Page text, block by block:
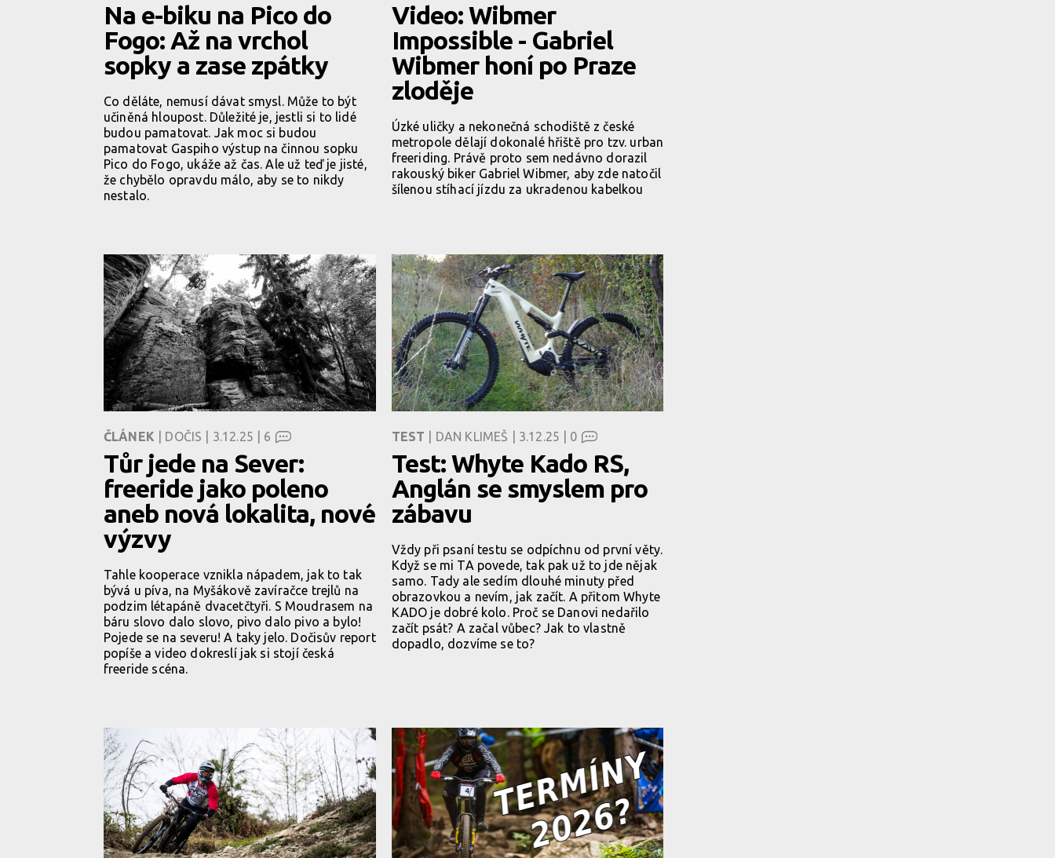
Na e-biku na Pico do
Fogo: Až na vrchol
sopky a zase zpátky
Co děláte, nemusí dávat smysl. Může to být
učiněná hloupost. Důležité je, jestli si to lidé
budou pamatovat. Jak moc si budou
pamatovat Gaspiho výstup na činnou sopku
Pico do Fogo, ukáže až čas. Ale už teď je jisté,
že chybělo opravdu málo, aby se to nikdy
nestalo.
Video: Wibmer
Impossible - Gabriel
Wibmer honí po Praze
zloděje
Úzké uličky a nekonečná schodiště z české
metropole dělají dokonalé hřiště pro tzv. urban
freeriding. Právě proto sem nedávno dorazil
rakouský biker Gabriel Wibmer, aby zde natočil
šílenou stíhací jízdu za ukradenou kabelkou
ČLÁNEK | DOČIS | 3.12.25 | 6
Tůr jede na Sever:
freeride jako poleno
aneb nová lokalita, nové
výzvy
Tahle kooperace vznikla nápadem, jak to tak
bývá u píva, na Myšákově zavíračce trejlů na
podzim létapáně dvacetčtyři. S Moudrasem na
báru slovo dalo slovo, pivo dalo pivo a bylo!
Pojede se na severu! A taky jelo. Dočisův report
popíše a video dokreslí jak si stojí česká
freeride scéna.
TEST | DAN KLIMEŠ | 3.12.25 | 0
Test: Whyte Kado RS,
Anglán se smyslem pro
zábavu
Vždy při psaní testu se odpíchnu od první věty.
Když se mi TA povede, tak pak už to jde nějak
samo. Tady ale sedím dlouhé minuty před
obrazovkou a nevím, jak začít. A přitom Whyte
KADO je dobré kolo. Proč se Danovi nedařilo
začít psát? A začal vůbec? Jak to vlastně
dopadlo, dozvíme se to?